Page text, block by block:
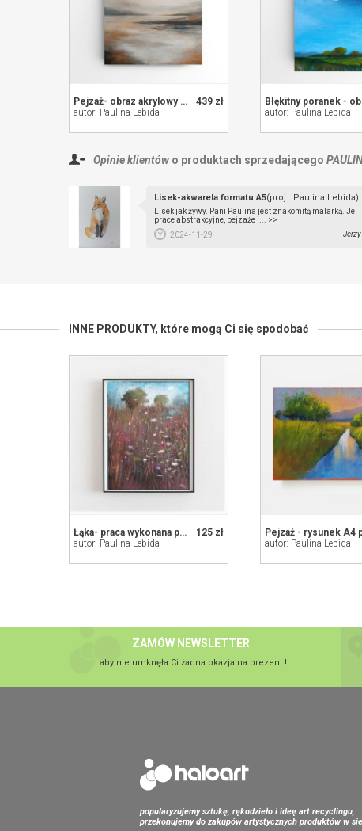
439 zł
Pejzaż- obraz akrylowy 60/50 cm
autor: Paulina Lebida
autor: Paulina Lebida
Opinie klientów o produktach sprzedającego
Lisek-akwarela formatu A5(proj.: Paulina Lebida)
Lisek jak żywy. Pani Paulina jest znakomitą malarką. Jej
prace abstrakcyjne, pejzaże i... >>
2024-11-29
Jerzy
INNE PRODUKTY, które mogą Ci się spodobać
125 zł
Łąka- praca wykonana pastelami
autor: Paulina Lebida
autor: Paulina Lebida
ZAMÓW NEWSLETTER
...aby nie umknęła Ci żadna okazja na prezent !
popularyzujemy sztukę, rękodzieło i ideę art recyclingu,
przekonujemy do zakupów artystycznych produktów w